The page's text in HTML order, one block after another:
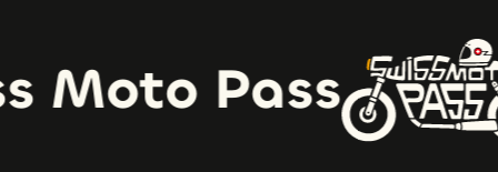
Moto Pass